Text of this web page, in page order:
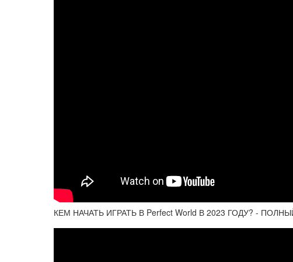
КЕМ НАЧАТЬ ИГРАТЬ В Perfect World В 2023 ГОДУ? -